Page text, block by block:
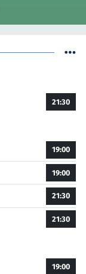
21:30
19:00
19:00
21:30
21:30
19:00